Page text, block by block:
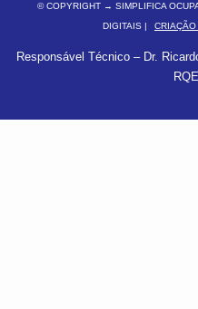
© COPYRIGHT → SIMPLIFICA
DIGITAIS |
Responsável Técnico – Dr.